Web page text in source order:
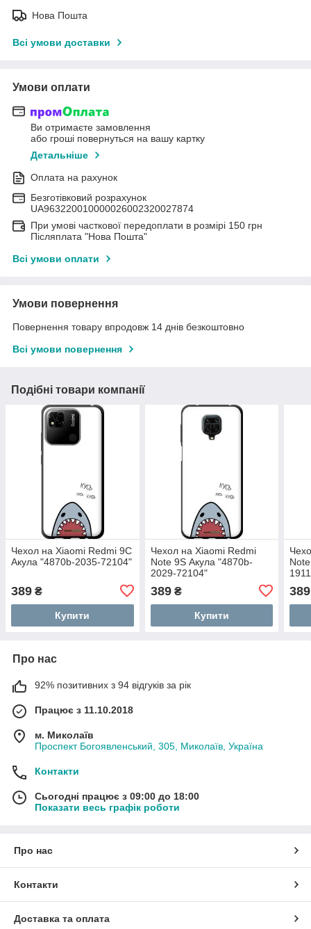
Нова Пошта
Всі умови доставки
Умови оплати
Ви отримаєте замовлення
або гроші повернуться на вашу картку
Детальніше
Оплата на рахунок
Безготівковий розрахунок
UA963220010000026002320027874
При умові часткової передоплати в розмірі 150 грн
Післяплата "Нова Пошта"
Всі умови оплати
Умови повернення
Повернення товару впродовж 14 днів безкоштовно
Всі умови повернення
Подібні товари компанії
Чехол на Xiaomi Redmi 9C
Акула "4870b-2035-72104"
389 ₴
Купити
Чехол на Xiaomi Redmi
Note 9S Акула "4870b-
2029-72104"
389₴
Купити
389
Про нас
92% позитивних з 94 відгуків за рік
Працює з 11.10.2018
м. Миколаїв
Проспект Богоявленський, 305, Миколаїв, Україна
Контакти
Сьогодні працює з 09:00 до 18:00
Показати весь графік роботи
Про нас
Контакти
Доставка та оплата